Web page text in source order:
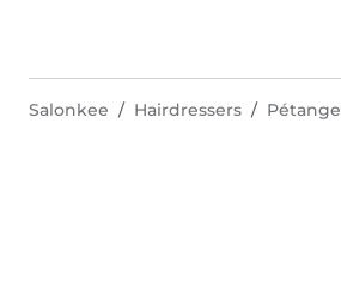
Salonkee Hairdressers Pétange